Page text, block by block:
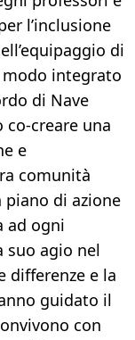
l’inclusione
di
integrato
di Nave
co-creare una
e
comunità
di azione
ad ogni
suo agio nel
differenze e la
guidato il
con